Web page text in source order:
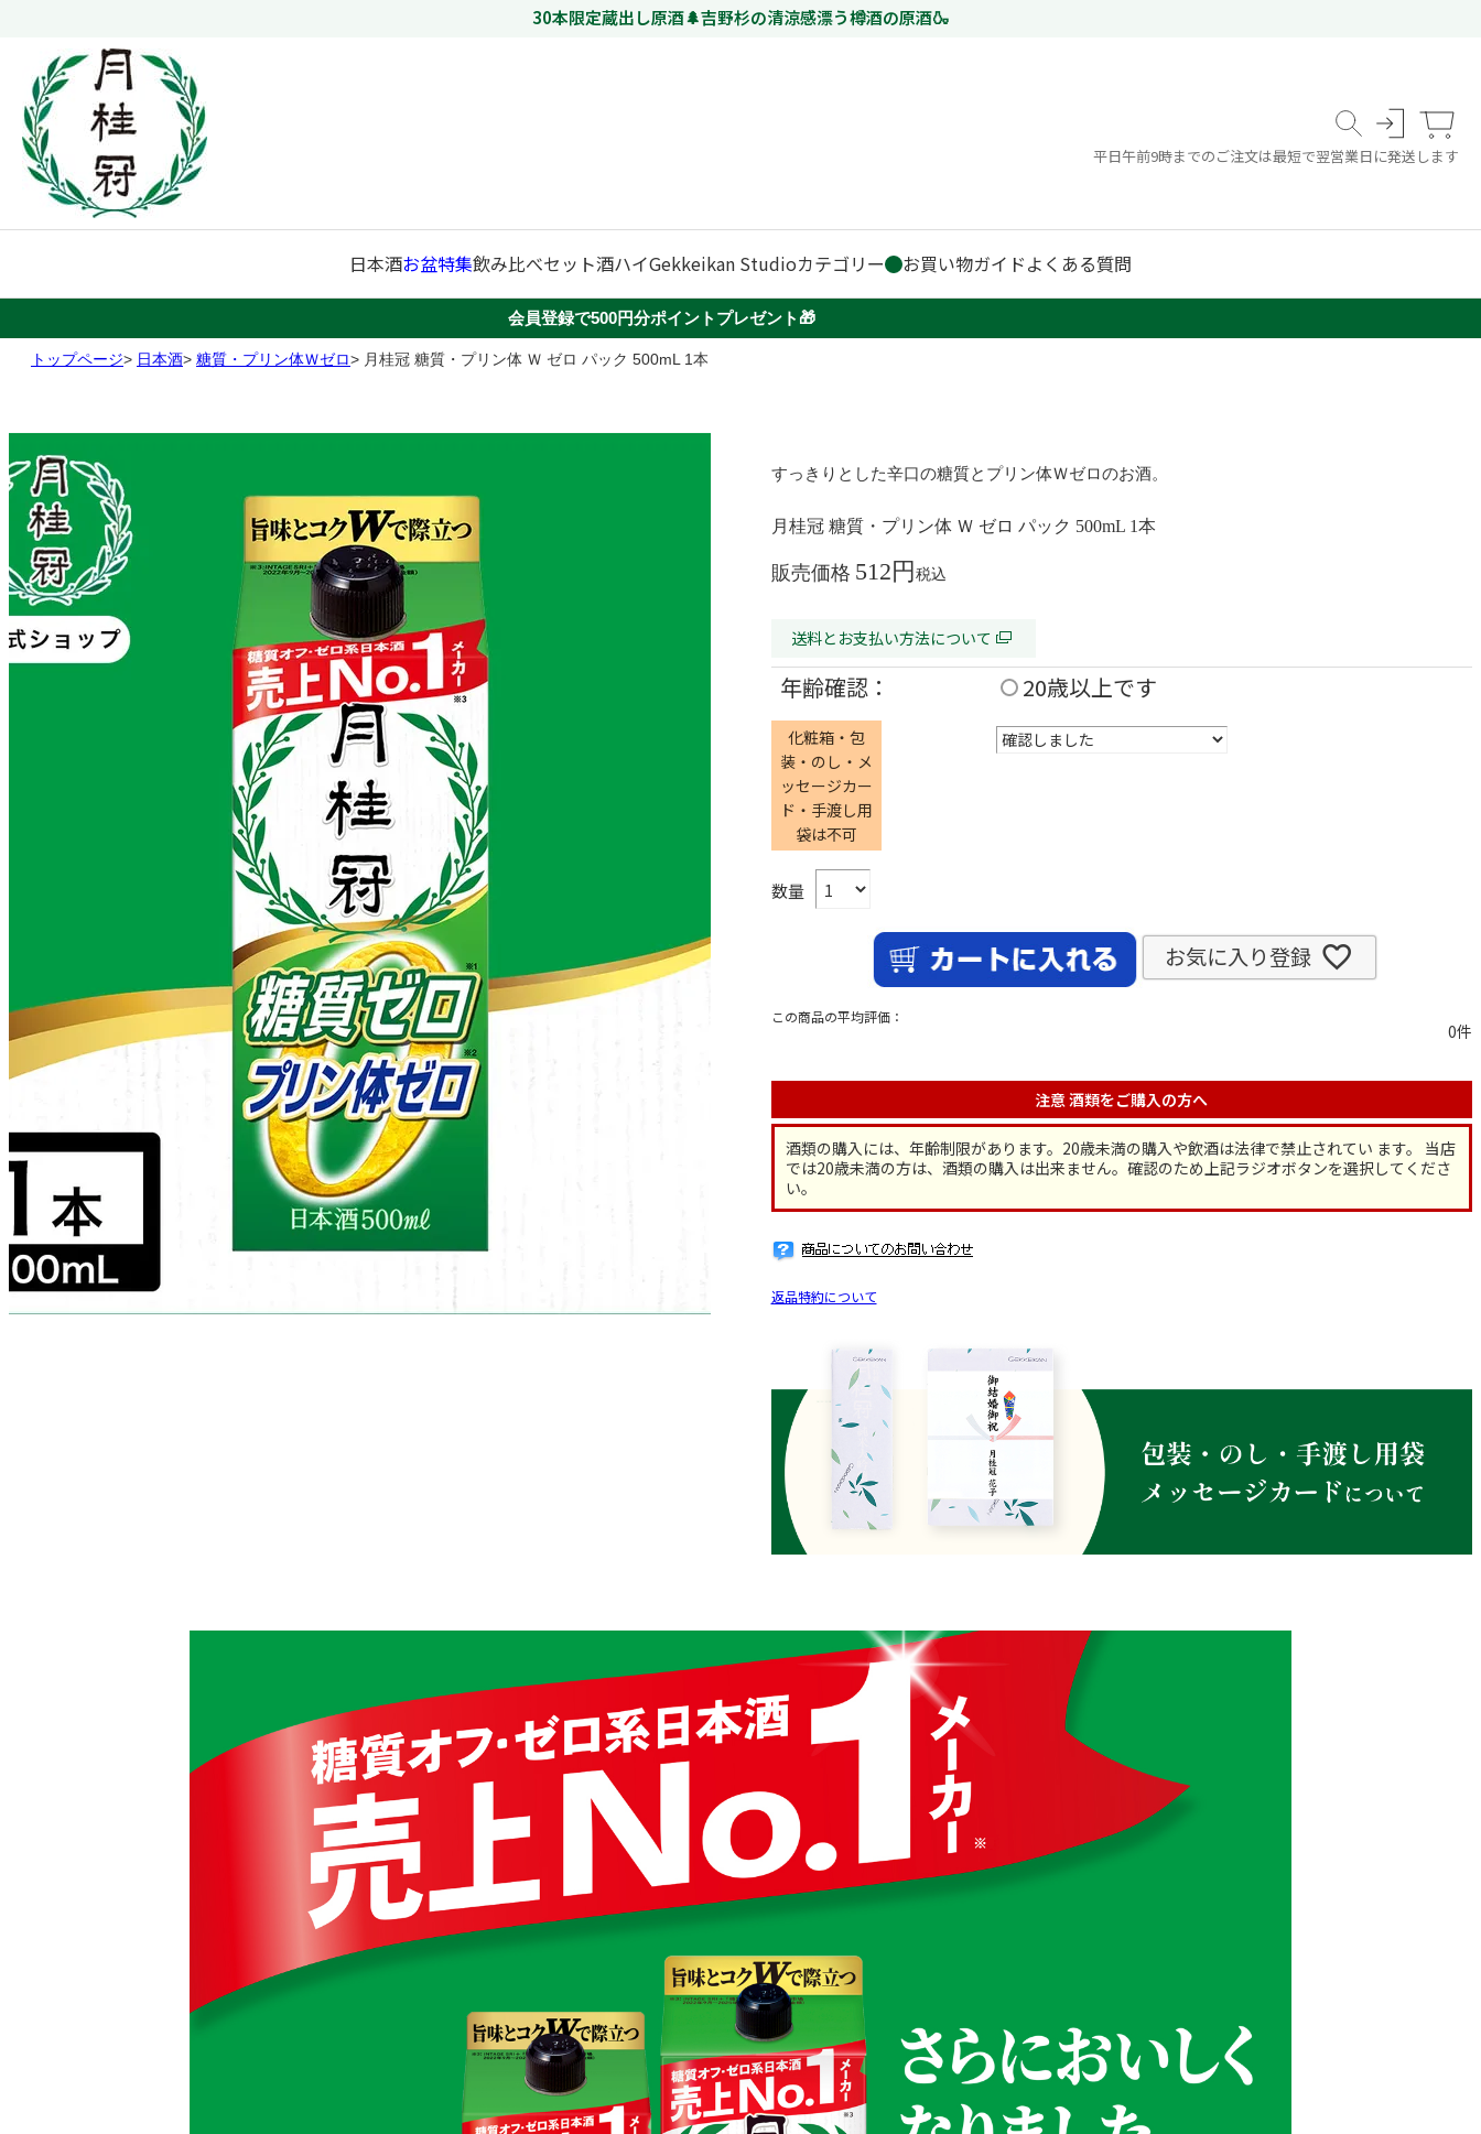
30本限定蔵出し原酒🌲吉野杉の清涼感漂う樽酒の原酒🍶
平日午前9時までのご注文は最短で翌営業日に発送します
日本酒お盆特集飲み比べセット酒ハイGekkeikan Studioカテゴリー お買い物ガイドよくある質問
会員登録で500円分ポイントプレゼント🎁
トップページ 日本酒 糖質・プリン体Ｗゼロ 月桂冠 糖質・プリン体 Ｗ ゼロ パック 500mL 1本
すっきりとした辛口の糖質とプリン体Ｗゼロのお酒。
月桂冠 糖質・プリン体 Ｗ ゼロ パック 500mL 1本
販売価格 512 税込
送料とお支払い方法について
年齢確認： 20歳以上です
化粧箱・包
装・のし・メ
ッセージカー
ド・手渡し用
袋は不可
お気に入り登録
0
注意酒類をご購入の方へ
酒類の購入には、年齢制限があります。20歳未満の購入や飲酒は法律で禁止されてい ます。 当店
では20歳未満の方は、酒類の購入は出来ません。確認のため上記ラジオボタンを選択してくださ
い。
返品特約について